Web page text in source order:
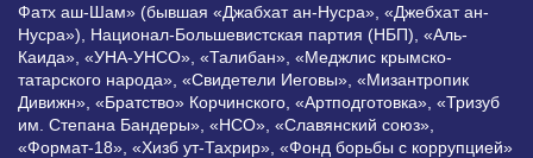
Фатх аш-Шам» (бывшая «Джабхат ан-Нусра», «Джебхат ан-
Нусра»), Национал-Большевистская партия (НБП), «Аль-
Каида», «УНА-УНСО», «Талибан», «Меджлис крымско-
татарского народа», «Свидетели Иеговы», «Мизантропик
Дивижн», «Братство» Корчинского, «Артподготовка», «Тризуб
им. Степана Бандеры», «НСО», «Славянский союз»,
«Формат-18», «Хизб ут-Тахрир», «Фонд борьбы с коррупцией»